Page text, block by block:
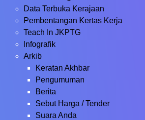
Data Terbuka Kerajaan
Pembentangan Kertas Kerja
Teach In JKPTG
Infografik
Arkib
Keratan Akhbar
Pengumuman
Berita
Sebut Harga / Tender
Suara Anda